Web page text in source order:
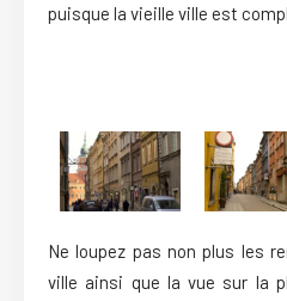
puisque la vieille ville est
Ne loupez pas non plus les
ville ainsi que la vue sur la